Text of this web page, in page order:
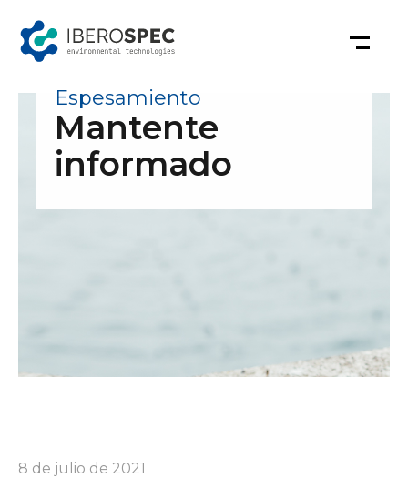
contenido
Espesamiento
Mantente
informado
8 de julio de 2021